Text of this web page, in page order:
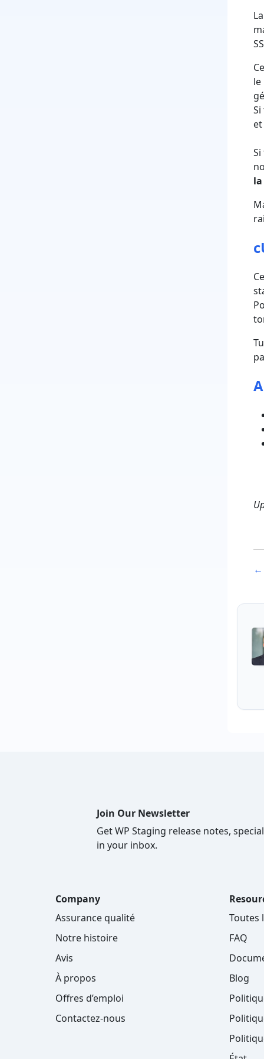
le
←
Join Our Newsletter
Get WP Staging release notes,
in your inbox.
Company
Assurance qualité
Notre histoire
Avis
À propos
Offres d’emploi
Contactez-nous
Toutes
FAQ
Blog